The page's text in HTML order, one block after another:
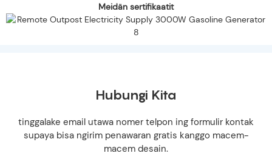
Meidän sertifikaatit
Hubungi Kita
tinggalake email utawa nomer telpon ing formulir kontak
supaya bisa ngirim penawaran gratis kanggo macem-
macem desain.